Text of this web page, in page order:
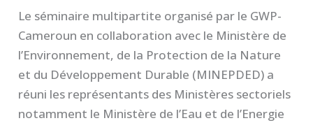
Le séminaire multipartite organisé par le GWP-
Cameroun en collaboration avec le Ministère de
l’Environnement, de la Protection de la Nature
et du Développement Durable (MINEPDED) a
réuni les représentants des Ministères sectoriels
notamment le Ministère de l’Eau et de l’Energie